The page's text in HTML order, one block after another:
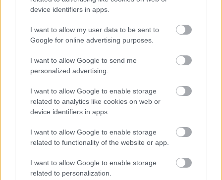
device identifiers in apps.
I want to allow my user data to be sent to
Google for online advertising purposes.
I want to allow Google to send me
personalized advertising.
I want to allow Google to enable storage
related to analytics like cookies on web or
device identifiers in apps.
I want to allow Google to enable storage
related to functionality of the website or app.
I want to allow Google to enable storage
related to personalization.
szezonkezdésig, esetleg a Community Shield és az elsõ
bajnoki között) Ami inkább fontosabb egy ilyen túrán, hogy
a meglévõ és lehetséges szponzorok látják mennyire
népszerû a United, hány szurkolója van a csapatnak a
tengerentúlon is. David Gill és Richard Arnold (a klub
a világ minden része fontos a United számára, de én
ehhez hozzátenném: hiába van több szurkoló Ázsiában,
Dél-Afrikában, az amerikai piacot sem lehet kihagyni. A
fiatalok körében már a soccer (a nõi is) a legnépszerûbb
sport, az MLS lassan, de biztosan fejlõdik, a stadionok
kiválóak, egyre több cég száll be az üzletbe. Kedvezõ
szelek fújnak, Pelé és Cantona nem véletlenül most
említhetném a Liverpool leendõ új mezszállítóját is: az
amerikai Warrior Sports 2012-tõl évi 25 millió fontot fog
fizetni nekik, azaz közel megkétszerezték az elõzõ Adidas
szerzõdést. Megéri Amerikában túrázni, nem véletlenül
duplázott a United, tavaly után idén is odautaztak. Ázsiának
idén csak a PL serleg túrája jutott, Park, Evra, Van der Sar,